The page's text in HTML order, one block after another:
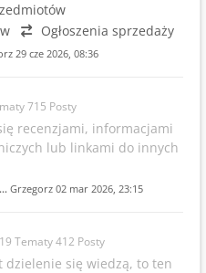
Ogłoszenia sprzedaży
29 cze 2026, 08:36
715 Posty
recenzjami, informacjami
lub linkami do innych
Grzegorz 02 mar 2026, 23:15
19 Tematy 412 Posty
dzielenie się wiedzą, to ten